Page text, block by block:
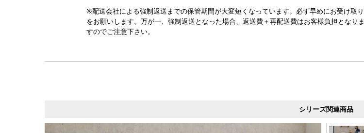
※配送会社による強制返送までの保管期間が大変短くなっています。必ず早めにお受け取り
をお願いします。万が一、強制返送となった場合、返送費＋再配送費はお客様負担となりま
すのでご注意下さい。
シリーズ関連商品